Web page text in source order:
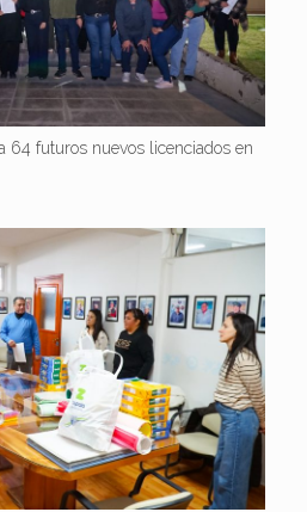
64 futuros nuevos licenciados en